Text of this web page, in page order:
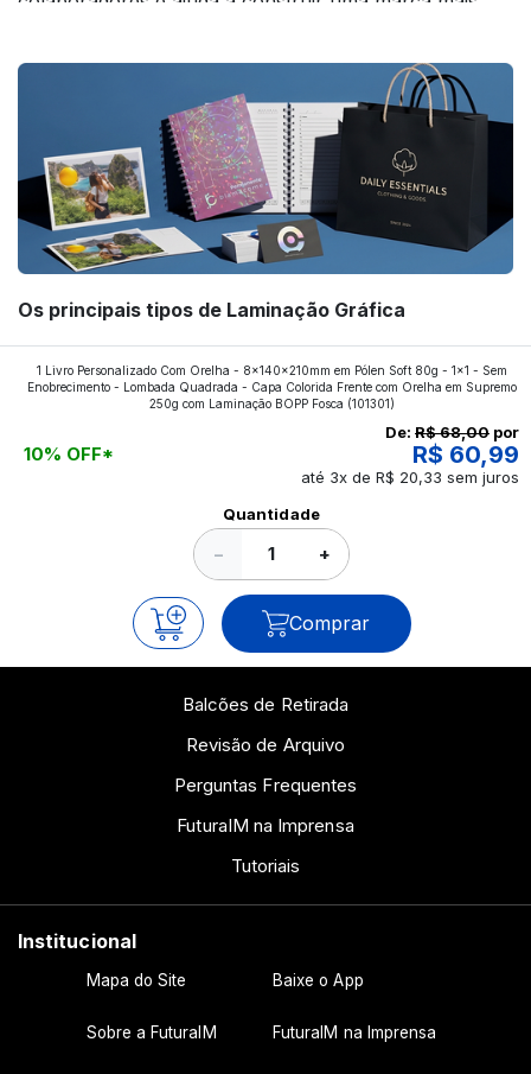
Os principais tipos de Laminação Gráfica
Quer saber quais os tipos de laminações mais
aplicados nos impressos da gráfica FuturaIM? Então,
continue a leitura que vamos revelar para você!
1 Livro Personalizado Com Orelha - 8x140x210mm em Pólen Soft 80g - 1x1 - Sem
Enobrecimento - Lombada Quadrada - Capa Colorida Frente com Orelha em Supremo
250g com Laminação BOPP Fosca (101301)
10% OFF*
De: R$ 68,00 por
R$ 60,99
até 3x de R$ 20,33 sem juros
Quantidade
− +
Comprar
Balcões de Retirada
Revisão de Arquivo
Perguntas Frequentes
FuturaIM na Imprensa
Tutoriais
Institucional
Mapa do Site Baixe o App
Sobre a FuturaIM FuturaIM na Imprensa